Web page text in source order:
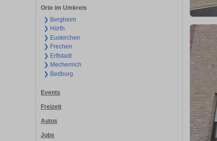
Orte im Umkreis
❯ Bergheim
❯ Hürth
❯ Euskirchen
❯ Frechen
❯ Erftstadt
❯ Mechernich
❯ Bedburg
Events
Freizeit
Autos
Jobs